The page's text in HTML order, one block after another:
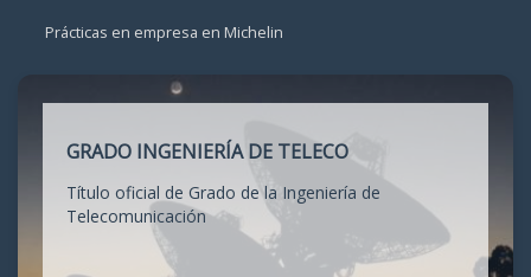
Prácticas en empresa en Michelin
GRADO INGENIERÍA DE TELECO
Título oficial de Grado de la Ingeniería de
Telecomunicación